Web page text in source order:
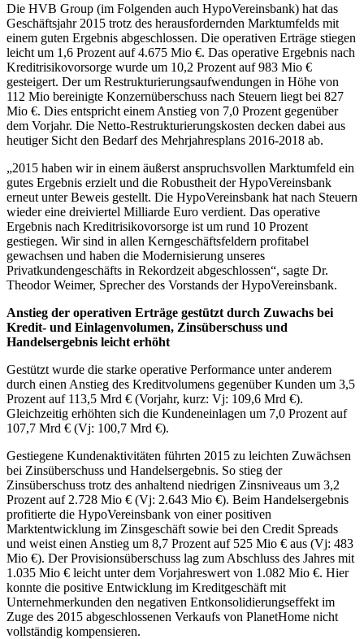
Die HVB Group (im Folgenden auch HypoVereinsbank) hat das
Geschäftsjahr 2015 trotz des herausfordernden Marktumfelds mit
einem guten Ergebnis abgeschlossen. Die operativen Erträge stiegen
leicht um 1,6 Prozent auf 4.675 Mio €. Das operative Ergebnis nach
Kreditrisikovorsorge wurde um 10,2 Prozent auf 983 Mio €
gesteigert. Der um Restrukturierungsaufwendungen in Höhe von
112 Mio bereinigte Konzernüberschuss nach Steuern liegt bei 827
Mio €. Dies entspricht einem Anstieg von 7,0 Prozent gegenüber
dem Vorjahr. Die Netto-Restrukturierungskosten decken dabei aus
heutiger Sicht den Bedarf des Mehrjahresplans 2016-2018 ab.
„2015 haben wir in einem äußerst anspruchsvollen Marktumfeld ein
gutes Ergebnis erzielt und die Robustheit der HypoVereinsbank
erneut unter Beweis gestellt. Die HypoVereinsbank hat nach Steuern
wieder eine dreiviertel Milliarde Euro verdient. Das operative
Ergebnis nach Kreditrisikovorsorge ist um rund 10 Prozent
gestiegen. Wir sind in allen Kerngeschäftsfeldern profitabel
gewachsen und haben die Modernisierung unseres
Privatkundengeschäfts in Rekordzeit abgeschlossen“, sagte Dr.
Theodor Weimer, Sprecher des Vorstands der HypoVereinsbank.
Anstieg der operativen Erträge gestützt durch Zuwachs bei
Kredit- und Einlagenvolumen, Zinsüberschuss und
Handelsergebnis leicht erhöht
Gestützt wurde die starke operative Performance unter anderem
durch einen Anstieg des Kreditvolumens gegenüber Kunden um 3,5
Prozent auf 113,5 Mrd € (Vorjahr, kurz: Vj: 109,6 Mrd €).
Gleichzeitig erhöhten sich die Kundeneinlagen um 7,0 Prozent auf
107,7 Mrd € (Vj: 100,7 Mrd €).
Gestiegene Kundenaktivitäten führten 2015 zu leichten Zuwächsen
bei Zinsüberschuss und Handelsergebnis. So stieg der
Zinsüberschuss trotz des anhaltend niedrigen Zinsniveaus um 3,2
Prozent auf 2.728 Mio € (Vj: 2.643 Mio €). Beim Handelsergebnis
profitierte die HypoVereinsbank von einer positiven
Marktentwicklung im Zinsgeschäft sowie bei den Credit Spreads
und weist einen Anstieg um 8,7 Prozent auf 525 Mio € aus (Vj: 483
Mio €). Der Provisionsüberschuss lag zum Abschluss des Jahres mit
1.035 Mio € leicht unter dem Vorjahreswert von 1.082 Mio €. Hier
konnte die positive Entwicklung im Kreditgeschäft mit
Unternehmerkunden den negativen Entkonsolidierungseffekt im
Zuge des 2015 abgeschlossenen Verkaufs von PlanetHome nicht
vollständig kompensieren.